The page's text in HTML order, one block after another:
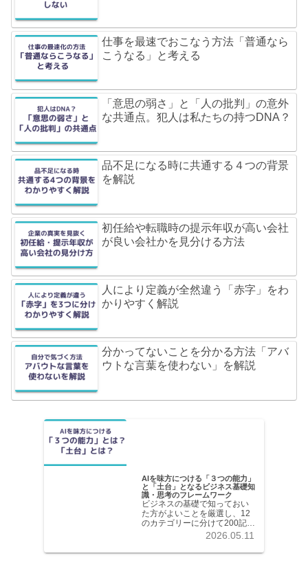
仕事を最速でおこなう方法「普通なら
こうなる」と考える
「意思の弱さ」と「人の批判」の意外
な共通点。犯人は私たちの持つDNA？
品不足になる時に共通する４つの背景
を解説
初任給や転職時の提示年収が高い会社
が良い会社かを見分ける方法
人により定義が全然違う「赤字」をわ
かりやすく解説
分かってないことを分かる方法「アバ
ウトな言葉を使わない」を解説
AIを味方につける「３つの能力」
と「土台」となるビジネス基礎知
識・思考のフレームワーク
ビジネスの基礎で知っておい
た方がよいことを厳選し、12
のカテゴリーに分けて200記事
以上を掲載しています。各記
事共分かりやすく解説してい
ます。
2026.05.11